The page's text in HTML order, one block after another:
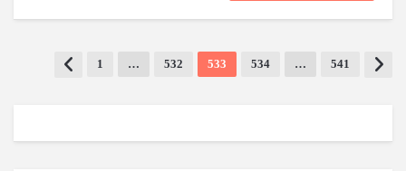
1 … 532 533 534 … 541